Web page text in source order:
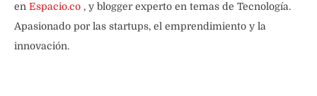
en Espacio.co , y blogger experto en temas de Tecnología.
Apasionado por las startups, el emprendimiento y la
innovación.